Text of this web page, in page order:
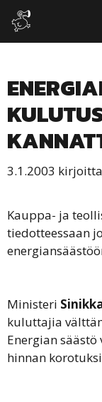
Siirry
sisältöön
3.1.2003
Kauppa- ja
tiedotteessaan
Ministeri
kuluttajia
Energian
hinnan